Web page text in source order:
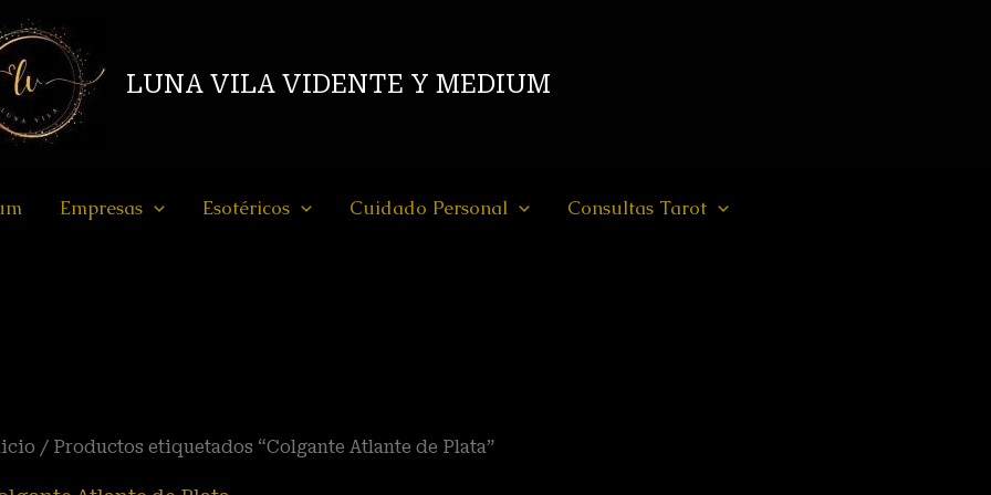
LUNA VILA VIDENTE Y MEDIUM
Empresas Esotéricos Cuidado Personal Consultas Tarot
/ Productos etiquetados “Colgante Atlante de Plata”